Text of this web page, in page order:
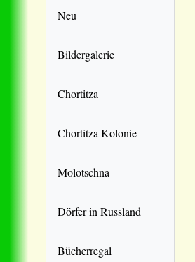
Neu
Bildergalerie
Chortitza
Chortitza Kolonie
Molotschna
Dörfer in Russland
Bücherregal